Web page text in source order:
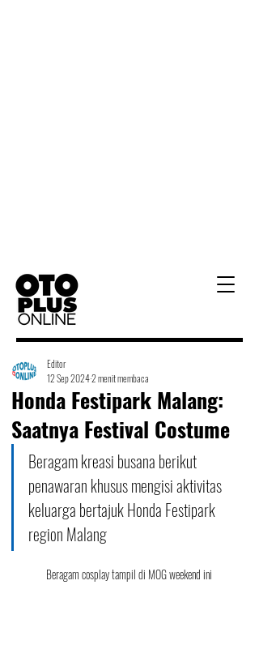
Honda Festipark Malang:
Saatnya Festival Costume
Editor
12 Sep 20242 menit membaca
Beragam kreasi busana berikut
penawaran khusus mengisi aktivitas
keluarga bertajuk Honda Festipark
region Malang
Beragam cosplay tampil di MOG weekend ini